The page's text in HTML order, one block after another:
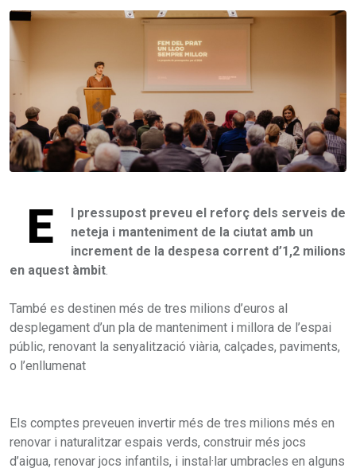
E
l pressupost preveu el reforç dels serveis de
neteja i manteniment de la ciutat amb un
increment de la despesa corrent d’1,2 milions
en aquest àmbit.
També es destinen més de tres milions d’euros al
desplegament d’un pla de manteniment i millora de l’espai
públic, renovant la senyalització viària, calçades, paviments,
o l’enllumenat
Els comptes preveuen invertir més de tres milions més en
renovar i naturalitzar espais verds, construir més jocs
d’aigua, renovar jocs infantils, i instal·lar umbracles en alguns